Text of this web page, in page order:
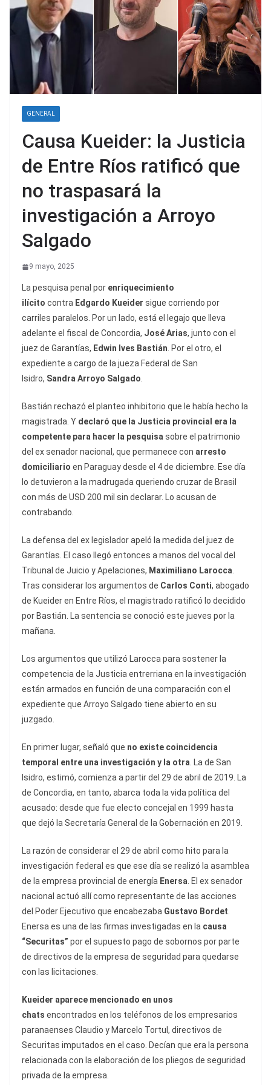
GENERAL
Causa Kueider: la Justicia
de Entre Ríos ratificó que
no traspasará la
investigación a Arroyo
Salgado
9 mayo, 2025
La pesquisa penal por enriquecimiento
ilícito contra Edgardo Kueider sigue corriendo por
carriles paralelos. Por un lado, está el legajo que lleva
adelante el fiscal de Concordia, José Arias, junto con el
juez de Garantías, Edwin Ives Bastián. Por el otro, el
expediente a cargo de la jueza Federal de San
Isidro, Sandra Arroyo Salgado.
Bastián rechazó el planteo inhibitorio que le había hecho la
magistrada. Y declaró que la Justicia provincial era la
competente para hacer la pesquisasobre el patrimonio
del ex senador nacional, que permanece con arresto
domiciliario en Paraguay desde el 4 de diciembre. Ese día
lo detuvieron a la madrugada queriendo cruzar de Brasil
con más de USD 200 mil sin declarar. Lo acusan de
contrabando.
La defensa del ex legislador apeló la medida del juez de
Garantías. El caso llegó entonces a manos del vocal del
Tribunal de Juicio y Apelaciones, Maximiliano Larocca.
Tras considerar los argumentos de Carlos Conti, abogado
de Kueider en Entre Ríos, el magistrado ratificó lo decidido
por Bastián. La sentencia se conoció este jueves por la
mañana.
Los argumentos que utilizó Larocca para sostener la
competencia de la Justicia entrerriana en la investigación
están armados en función de una comparación con el
expediente que Arroyo Salgado tiene abierto en su
juzgado.
En primer lugar, señaló que no existe coincidencia
temporal entre una investigación y la otra. La de San
Isidro, estimó, comienza a partir del 29 de abril de 2019. La
de Concordia, en tanto, abarca toda la vida política del
acusado: desde que fue electo concejal en 1999 hasta
que dejó la Secretaría General de la Gobernación en 2019.
La razón de considerar el 29 de abril como hito para la
investigación federal es que ese día se realizó la asamblea
de la empresa provincial de energía Enersa. El ex senador
nacional actuó allí como representante de las acciones
del Poder Ejecutivo que encabezaba Gustavo Bordet.
Enersa es una de las firmas investigadas en la causa
“Securitas” por el supuesto pago de sobornos por parte
de directivos de la empresa de seguridad para quedarse
con las licitaciones.
Kueider aparece mencionado en unos
chats encontrados en los teléfonos de los empresarios
paranaenses Claudio y Marcelo Tortul, directivos de
Securitas imputados en el caso. Decían que era la persona
relacionada con la elaboración de los pliegos de seguridad
privada de la empresa.